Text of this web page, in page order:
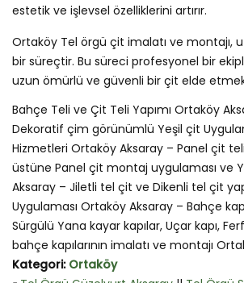
estetik ve işlevsel özelliklerini artırır.
Ortaköy Tel örgü çit imalatı ve montajı,
bir süreçtir. Bu süreci profesyonel bir
uzun ömürlü ve güvenli bir çit elde
Bahçe Teli ve Çit Teli Yapımı Ortaköy
Dekoratif çim görünümlü Yeşil çit
Hizmetleri Ortaköy Aksaray – Panel çit
üstüne Panel çit montaj uygulaması ve
Aksaray – Jiletli tel çit ve Dikenli tel çit
Uygulaması Ortaköy Aksaray – Bahçe
Sürgülü Yana kayar kapılar, Uçar kapı,
bahçe kapılarının imalatı ve montajı
Kategori: Ortaköy